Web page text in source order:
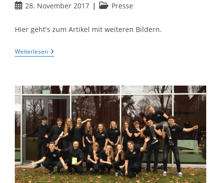
Beitrag
28. November 2017
Beitrags-
Presse
Hier geht's zum Artikel mit weiteren Bildern.
WeiterlesenHölty-
Gymnasium
(CelleHeute
Am
28.11.2017)